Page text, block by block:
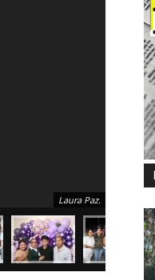
Laura Paz.